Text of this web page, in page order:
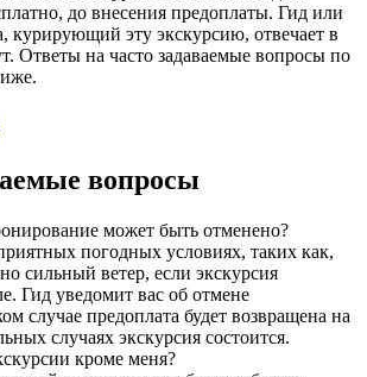
до внесения предоплаты. Гид или
курирующий эту экскурсию, отвечает в
Ответы на часто задаваемые вопросы по
вопросы
может быть отменено?
погодных условиях, таких как,
сильный ветер, если экскурсия
Гид уведомит вас об отмене
случае предоплата будет возвращена на
случаях экскурсия состоится.
кроме меня?